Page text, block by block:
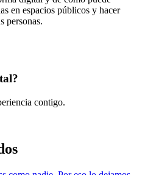
en espacios públicos y hacer
personas.
contigo.